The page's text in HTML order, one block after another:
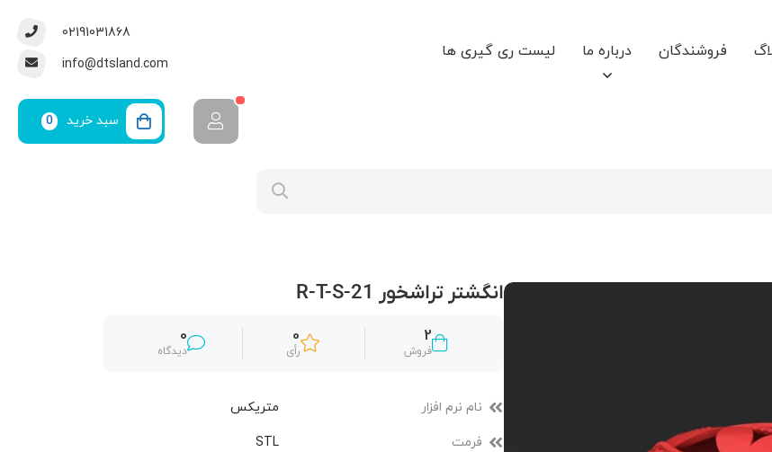
فروشندگان درباره ما لیست ری گیری ها
02191031868
info@dtsland.com
سبد خرید 0
انگشتر تراشخور R-T-S-21
2
فروش
0
رأی
0
دیدگاه
نام نرم افزار متریکس
فرمت STL